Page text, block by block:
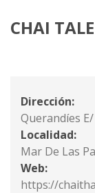
CHAI TALE
Dirección:
Querandíes
Localidad:
Mar De Las
Web:
https://